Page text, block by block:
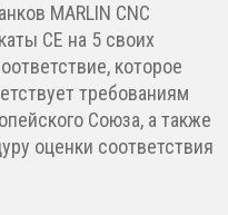
MARLIN CNC
CE на 5 своих
которое
требованиям
Союза, а также
оценки соответствия